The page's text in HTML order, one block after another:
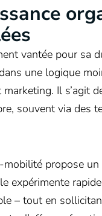
vantée pour sa
une logique
Il s’agit
souvent via des
mobilité propose
expérimente
– tout en